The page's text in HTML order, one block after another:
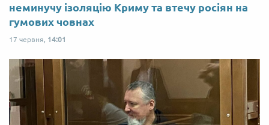
неминучу ізоляцію Криму та втечу росіян на
гумових човнах
17 червня, 14:01